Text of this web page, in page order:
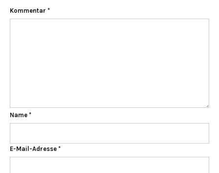
Kommentar *
Name *
E-Mail-Adresse *